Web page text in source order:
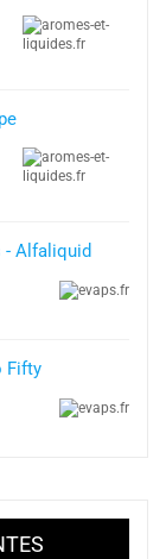
- Alfaliquid
Fifty